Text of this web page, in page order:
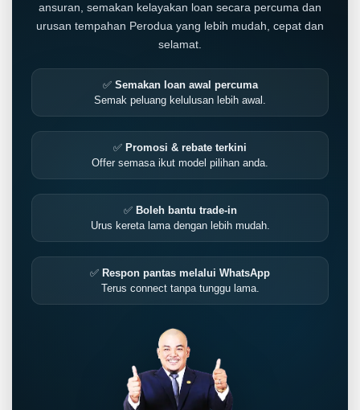
ansuran, semakan kelayakan loan secara percuma dan
urusan tempahan Perodua yang lebih mudah, cepat dan
selamat.
✅ Semakan loan awal percuma
Semak peluang kelulusan lebih awal.
✅ Promosi & rebate terkini
Offer semasa ikut model pilihan anda.
✅ Boleh bantu trade-in
Urus kereta lama dengan lebih mudah.
✅ Respon pantas melalui WhatsApp
Terus connect tanpa tunggu lama.